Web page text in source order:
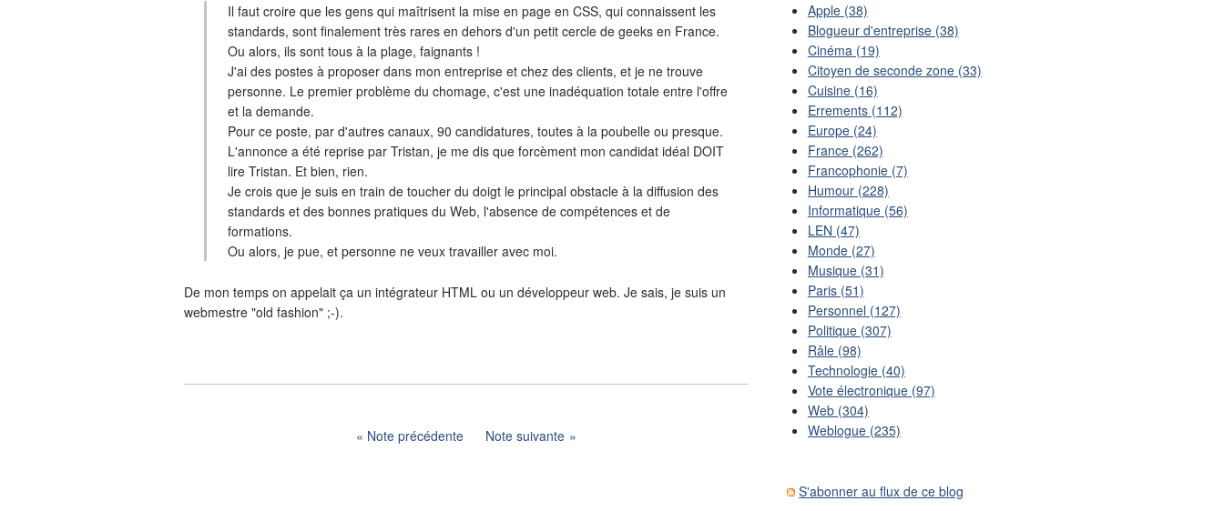
Il faut croire que les gens qui maîtrisent la mise en page en CSS, qui connaissent les
standards, sont finalement très rares en dehors d'un petit cercle de geeks en France.
Ou alors, ils sont tous à la plage, faignants !
J'ai des postes à proposer dans mon entreprise et chez des clients, et je ne trouve
personne. Le premier problème du chomage, c'est une inadéquation totale entre l'offre
et la demande.
Pour ce poste, par d'autres canaux, 90 candidatures, toutes à la poubelle ou presque.
L'annonce a été reprise par Tristan, je me dis que forcèment mon candidat idéal DOIT
lire Tristan. Et bien, rien.
Je crois que je suis en train de toucher du doigt le principal obstacle à la diffusion des
standards et des bonnes pratiques du Web, l'absence de compétences et de
formations.
Ou alors, je pue, et personne ne veux travailler avec moi.
De mon temps on appelait ça un intégrateur HTML ou un développeur web. Je sais, je suis un
webmestre "old fashion" ;-).
Note précédente Note suivante
Apple (38)
Blogueur d'entreprise (38)
Cinéma (19)
Citoyen de seconde zone (33)
Cuisine (16)
Errements (112)
Europe (24)
France (262)
Francophonie (7)
Humour (228)
Informatique (56)
LEN (47)
Monde (27)
Musique (31)
Paris (51)
Personnel (127)
Politique (307)
Râle (98)
Technologie (40)
Vote électronique (97)
Web (304)
Weblogue (235)
S'abonner au flux de ce blog